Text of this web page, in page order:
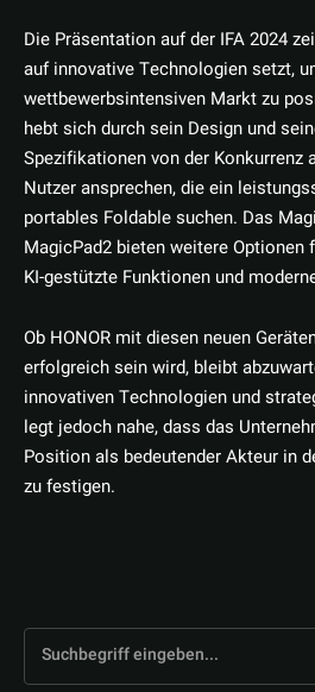
Die Präsentation auf der IFA 2024
auf innovative Technologien setzt,
wettbewerbsintensiven Markt zu
hebt sich durch sein Design und
Spezifikationen von der Konkurrenz
Nutzer ansprechen, die ein
portables Foldable suchen. Das
MagicPad2 bieten weitere Optionen
KI-gestützte Funktionen und
Ob HONOR mit diesen neuen
erfolgreich sein wird, bleibt
innovativen Technologien und
legt jedoch nahe, dass das
Position als bedeutender Akteur in
zu festigen.
Suchbegriff eingeben...